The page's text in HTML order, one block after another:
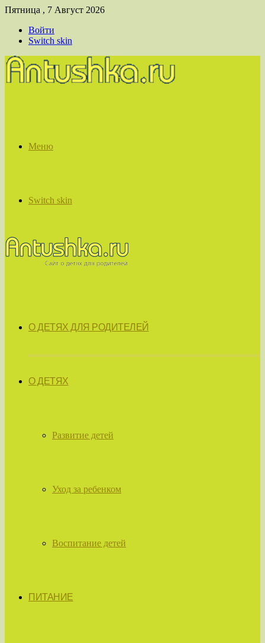
Пятница , 7 Август 2026
Войти
Switch skin
Меню
Switch skin
О ДЕТЯХ ДЛЯ РОДИТЕЛЕЙ
О ДЕТЯХ
Развитие детей
Уход за ребенком
Воспитание детей
ПИТАНИЕ